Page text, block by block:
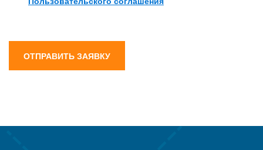
ОТПРАВИТЬ ЗАЯВКУ